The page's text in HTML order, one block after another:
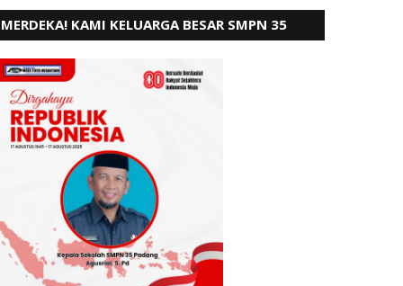
MERDEKA! KAMI KELUARGA BESAR SMPN 35